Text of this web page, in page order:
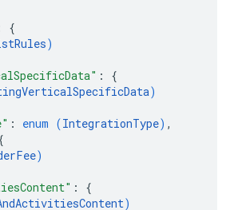
{
)
: {
)
: enum (IntegrationType) ,
)
: {
)